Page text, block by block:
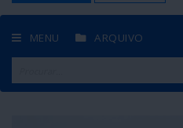
MENU ARQUIVO